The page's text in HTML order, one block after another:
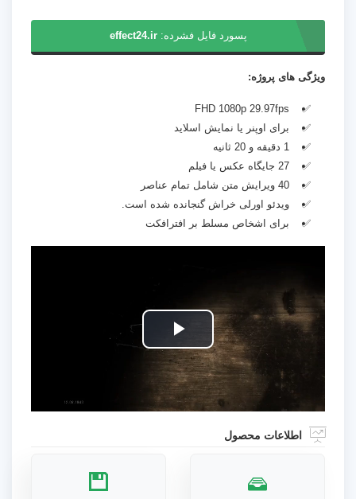
پسورد فایل فشرده:effect24.ir
ویژگی های پروژه:
FHD 1080p 29.97fps
برای اوپنر یا نمایش اسلاید
1 دقیقه و 20 ثانیه
27 جایگاه عکس یا فیلم
40 ویرایش متن شامل تمام عناصر
ویدئو اورلی خراش گنجانده شده است.
برای اشخاص مسلط بر افترافکت
Play
Video
اطلاعات محصول